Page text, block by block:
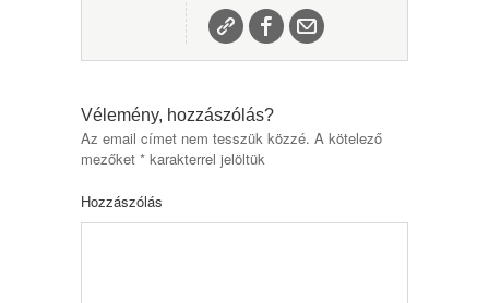
Vélemény, hozzászólás?
Az email címet nem tesszük közzé. A kötelező
mezőket * karakterrel jelöltük
Hozzászólás